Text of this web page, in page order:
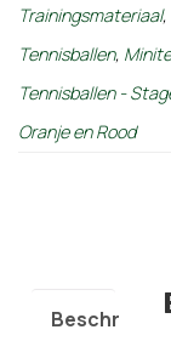
Trainingsmateriaal,
Tennisballen,
Tennisballen -
Oranje en Rood
Beschrijving